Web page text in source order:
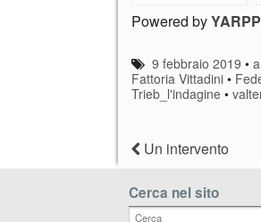
Powered byYARPP
9 febbraio 2019 •
Fattoria Vittadini •
Trieb_l'indagine •
Un intervento
Cerca nel sito